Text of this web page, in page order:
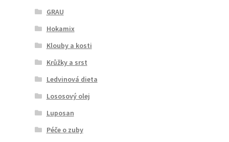
GRAU
Hokamix
Klouby a kosti
Krůžky a srst
Ledvinová dieta
Lososový olej
Luposan
Péče o zuby